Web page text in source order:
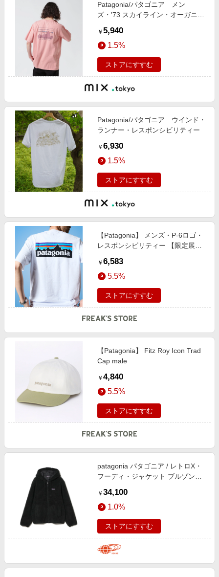
Patagonia/パタゴニア メン
ズ・'73 スカイライン・オーガニッ
￥ 5,940
1.5%
ストアにすすむ
Patagonia/パタゴニア ウインド・
ランナー・レスポンシビリティー
￥ 6,930
1.5%
ストアにすすむ
【Patagonia】 メンズ・P-6ロゴ・
レスポンシビリティー 【限定展
￥ 6,583
5.5%
ストアにすすむ
【Patagonia】 Fitz Roy Icon Trad
Cap male
￥ 4,840
5.5%
ストアにすすむ
patagonia パタゴニア / レトロX・
フーディ・ジャケット ブルゾン
￥ 34,100
1.0%
ストアにすすむ